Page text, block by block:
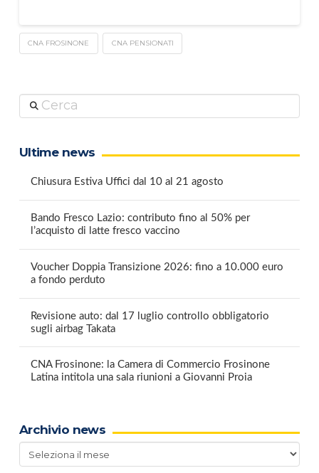
CNA FROSINONE CNA PENSIONATI
Cerca
Ultime news
Chiusura Estiva Uffici dal 10 al 21 agosto
Bando Fresco Lazio: contributo fino al 50% per
l’acquisto di latte fresco vaccino
Voucher Doppia Transizione 2026: fino a 10.000 euro
a fondo perduto
Revisione auto: dal 17 luglio controllo obbligatorio
sugli airbag Takata
CNA Frosinone: la Camera di Commercio Frosinone
Latina intitola una sala riunioni a Giovanni Proia
Archivio news
Archivio
news